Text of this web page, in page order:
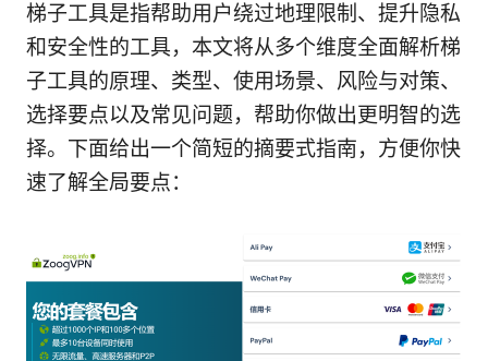
梯子工具是指帮助用户绕过地理限制、提升隐私
和安全性的工具，本文将从多个维度全面解析梯
子工具的原理、类型、使用场景、风险与对策、
选择要点以及常见问题，帮助你做出更明智的选
择。下面给出一个简短的摘要式指南，方便你快
速了解全局要点：